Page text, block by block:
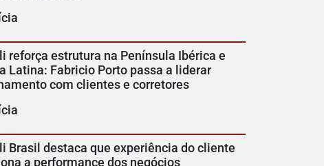
reforça estrutura na Península Ibérica e
Latina: Fabricio Porto passa a liderar
com clientes e corretores
Brasil destaca que experiência do cliente
a performance dos negócios